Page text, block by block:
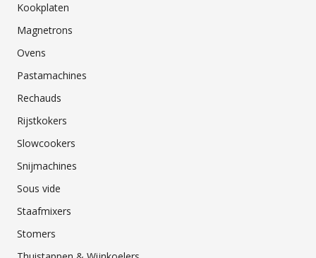
Kookplaten
Magnetrons
Ovens
Pastamachines
Rechauds
Rijstkokers
Slowcookers
Snijmachines
Sous vide
Staafmixers
Stomers